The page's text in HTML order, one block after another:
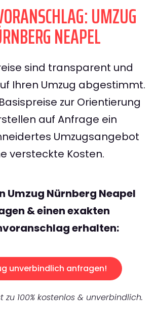
UMZUG
NEAPEL
sind transparent und
Ihren Umzug abgestimmt.
zur Orientierung
auf Anfrage ein
Umzugsangebot
versteckte Kosten.
Umzug Nürnberg Neapel
& einen exakten
erhalten:
unverbindlich anfragen!
zu 100% kostenlos & unverbindlich.